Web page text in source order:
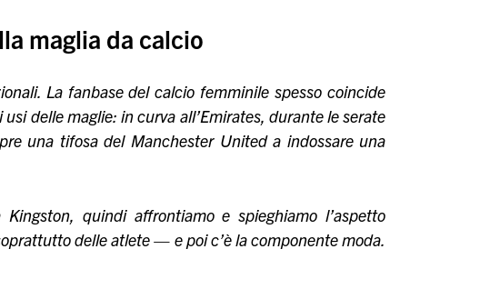
maglia da calcio
La fanbase del calcio femminile spesso coincide
delle maglie: in curva all’Emirates, durante le serate
una tifosa del Manchester United a indossare una
quindi affrontiamo e spieghiamo l’aspetto
delle atlete — e poi c’è la componente moda.